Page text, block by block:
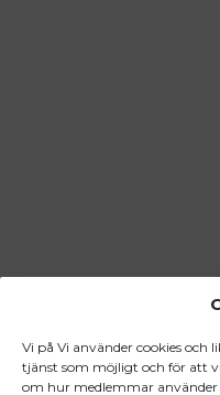
Vi på Vi använder cookies och
tjänst som möjligt och för att
om hur medlemmar använder